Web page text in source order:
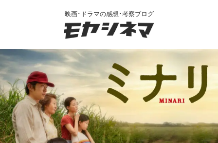
映画･ドラマの感想･考察ブログ